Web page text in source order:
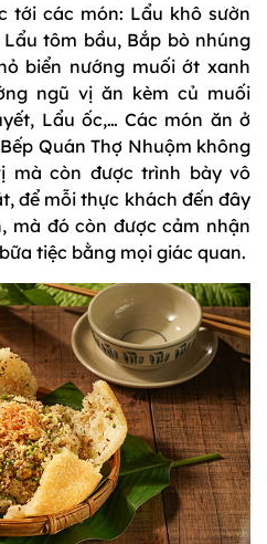
tới các món: Lẩu khô sườn
tôm bầu, Bắp bò nhúng
biển nướng muối ớt xanh
ngũ vị ăn kèm củ muối
Lẩu ốc,… Các món ăn ở
Quán Thợ Nhuộm không
mà còn được trình bày vô
để mỗi thực khách đến đây
mà đó còn được cảm nhận
tiệc bằng mọi giác quan.